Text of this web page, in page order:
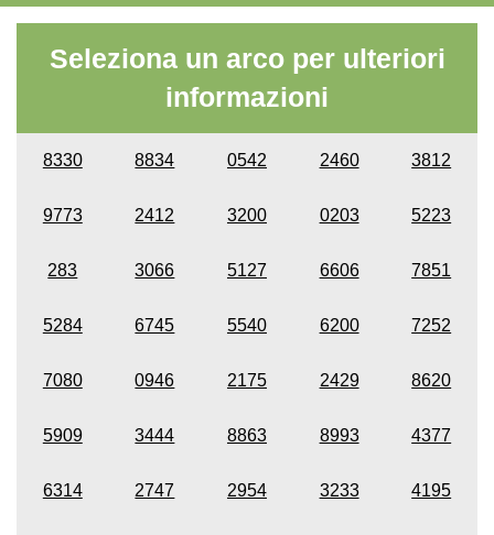
Seleziona un arco per ulteriori
informazioni
8330 8834 0542 2460 3812
9773 2412 3200 0203 5223
283 3066 5127 6606 7851
5284 6745 5540 6200 7252
7080 0946 2175 2429 8620
5909 3444 8863 8993 4377
6314 2747 2954 3233 4195